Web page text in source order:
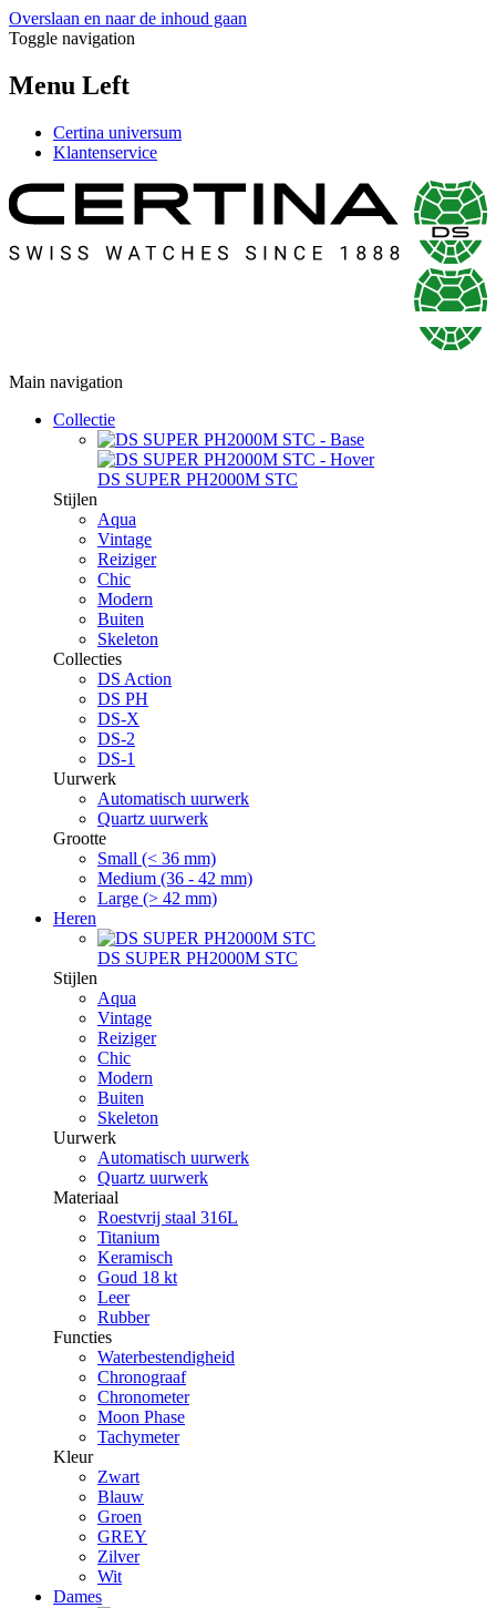
Overslaan en naar de inhoud gaan
Toggle navigation
Menu Left
Certina universum
Klantenservice
Main navigation
Collectie
DS SUPER PH2000M STC
Stijlen
Aqua
Vintage
Reiziger
Chic
Modern
Buiten
Skeleton
Collecties
DS Action
DS PH
DS-X
DS-2
DS-1
Uurwerk
Automatisch uurwerk
Quartz uurwerk
Grootte
Small (< 36 mm)
Medium (36 - 42 mm)
Large (> 42 mm)
Heren
DS SUPER PH2000M STC
Stijlen
Aqua
Vintage
Reiziger
Chic
Modern
Buiten
Skeleton
Uurwerk
Automatisch uurwerk
Quartz uurwerk
Materiaal
Roestvrij staal 316L
Titanium
Keramisch
Goud 18 kt
Leer
Rubber
Functies
Waterbestendigheid
Chronograaf
Chronometer
Moon Phase
Tachymeter
Kleur
Zwart
Blauw
Groen
GREY
Zilver
Wit
Dames